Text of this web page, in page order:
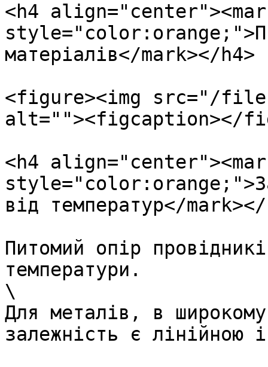
<h4
матеріалів</mark></h4>
<figure><img src="/files/
alt=""><figcaption></
<h4
від температур</
Питомий опір
температури.
\
Для металів, в
залежність є лінійною